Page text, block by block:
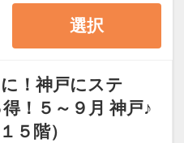
く）
人1名につき未就
す。
グルユース（1名
は、添い寝でのご
選択
！神戸にステ
！５～９月 神戸♪
５階）